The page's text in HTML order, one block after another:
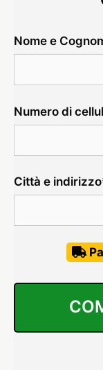
Nome e
Numero di
Città e